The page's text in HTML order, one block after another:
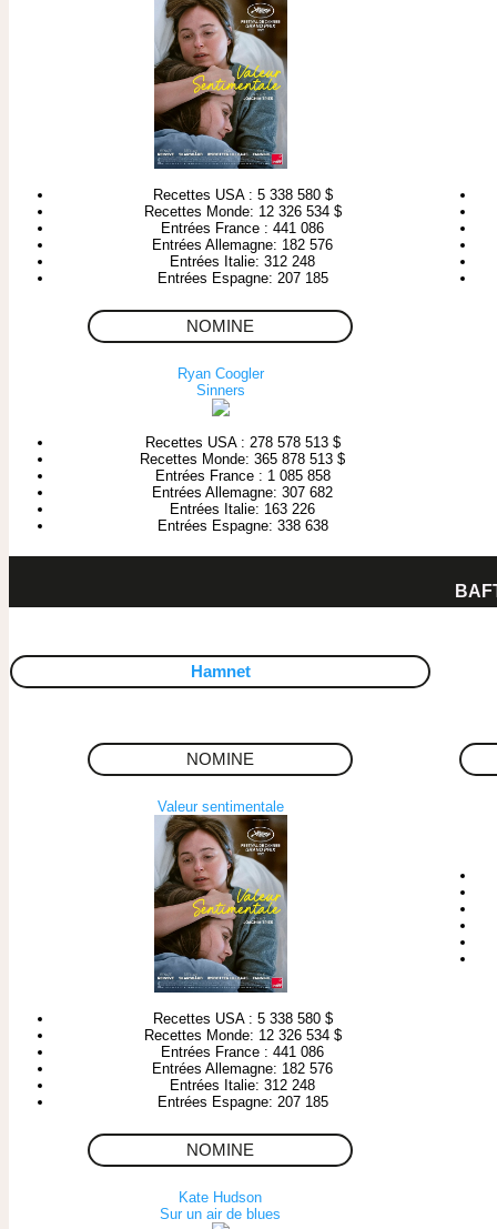
Recettes USA : 5 338 580 $
Recettes Monde: 12 326 534 $
Entrées France : 441 086
Entrées Allemagne: 182 576
Entrées Italie: 312 248
Entrées Espagne: 207 185
NOMINE
Ryan Coogler
Sinners
Recettes USA : 278 578 513 $
Recettes Monde: 365 878 513 $
Entrées France : 1 085 858
Entrées Allemagne: 307 682
Entrées Italie: 163 226
Entrées Espagne: 338 638
Hamnet
NOMINE
Valeur sentimentale
Recettes USA : 5 338 580 $
Recettes Monde: 12 326 534 $
Entrées France : 441 086
Entrées Allemagne: 182 576
Entrées Italie: 312 248
Entrées Espagne: 207 185
NOMINE
Kate Hudson
Sur un air de blues